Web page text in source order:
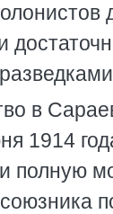
в
1914
полную
союзника